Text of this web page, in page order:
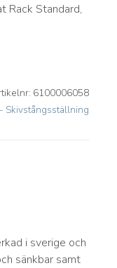
Rack Standard,
6100006058
Skivstångsställning
i sverige och
sänkbar samt